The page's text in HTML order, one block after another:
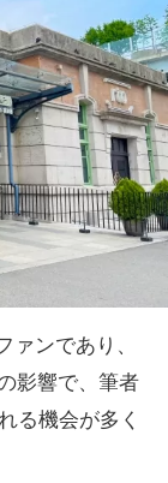
ァンであり、
影響で、筆者
る機会が多く